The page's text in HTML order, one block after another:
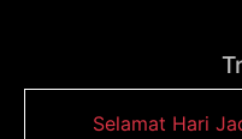
Selamat Hari